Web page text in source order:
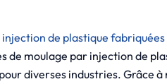
de plastique
de moulage par injection de
diverses industries. Grâce